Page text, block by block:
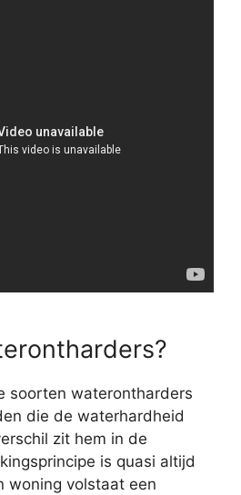
soorten waterontharders
die de waterhardheid
zit hem in de
is quasi altijd
woning volstaat een